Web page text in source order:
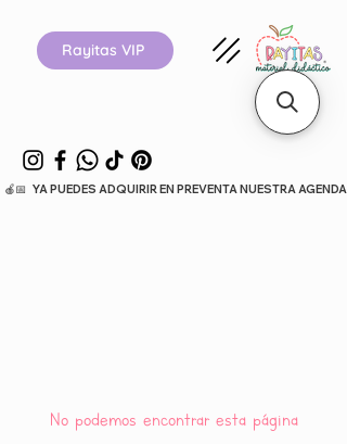
Rayitas VIP
🍎📅   YA PUEDES ADQUIRIR EN PREVENTA NUESTRA
No podemos encontrar esta página